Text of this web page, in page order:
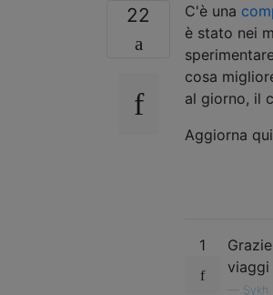
22 C'è una
è stato nei
cosa
al giorno, il
Aggiorna
1
viaggi
Sykh